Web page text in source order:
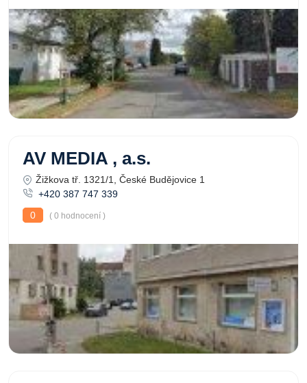
AV MEDIA , a.s.
Žižkova tř. 1321/1, České Budějovice 1
+420 387 747 339
0
( 0 hodnocení )